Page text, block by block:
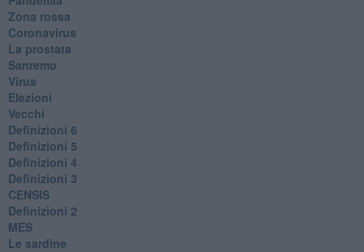
Zona rossa
Coronavirus
La prostata
Sanremo
Virus
Elezioni
Vecchi
Definizioni 6
Definizioni 5
Definizioni 4
Definizioni 3
CENSIS
​Definizioni 2
MES
Le sardine